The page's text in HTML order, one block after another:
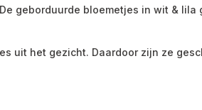
geborduurde bloemetjes in wit &
uit het gezicht. Daardoor zijn ze